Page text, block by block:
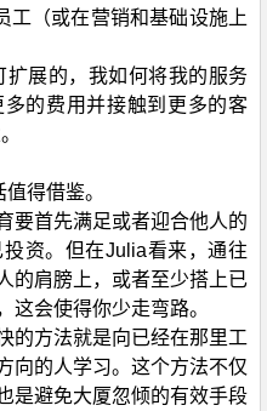
工（或在营销和基础设施上
扩展的，我如何将我的服务
的费用并接触到更多的客
得借鉴。
要首先满足或者迎合他人的
资。但在Julia看来，通往
的肩膀上，或者至少搭上已
这会使得你少走弯路。
的方法就是向已经在那里工
向的人学习。这个方法不仅
是避免大厦忽倾的有效手段